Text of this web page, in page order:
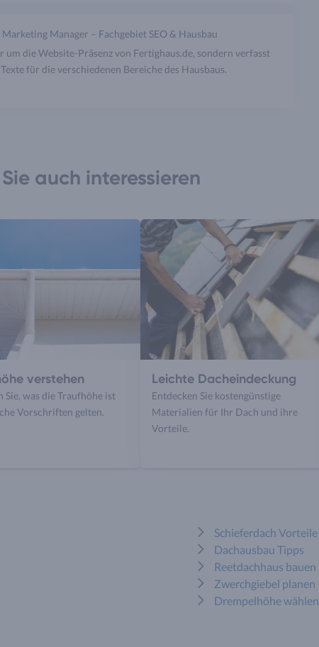
Manager – Fachgebiet SEO & Hausbau
die Website-Präsenz von Fertighaus.de, sondern verfasst
für die verschiedenen Bereiche des Hausbaus.
auch interessieren
verstehen
Sie, was die Traufhöhe ist
Vorschriften gelten.
Leichte Dacheindeckung
Entdecken Sie kostengünstige
Materialien für Ihr Dach und ihre
Vorteile.
Schieferdach Vorteile
Dachausbau Tipps
Reetdachhaus bauen
Zwerchgiebel planen
Drempelhöhe wählen